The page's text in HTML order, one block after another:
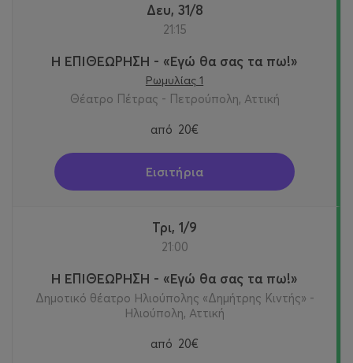
Δευ, 31/8
21:15
Η ΕΠΙΘΕΩΡΗΣΗ - «Εγώ θα σας τα πω!»
Ρωμυλίας 1
Θέατρο Πέτρας - Πετρούπολη, Αττική
από 20€
Εισιτήρια
Τρι, 1/9
21:00
Η ΕΠΙΘΕΩΡΗΣΗ - «Εγώ θα σας τα πω!»
Δημοτικό θέατρο Ηλιούπολης «Δημήτρης Κιντής» -
Ηλιούπολη, Αττική
από 20€